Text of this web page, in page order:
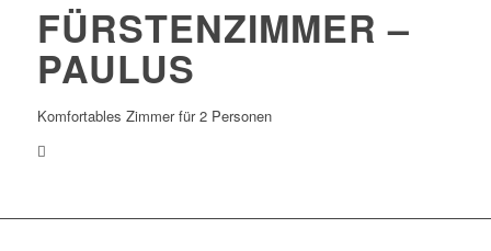
FÜRSTENZIMMER –
PAULUS
Komfortables Zimmer für 2 Personen